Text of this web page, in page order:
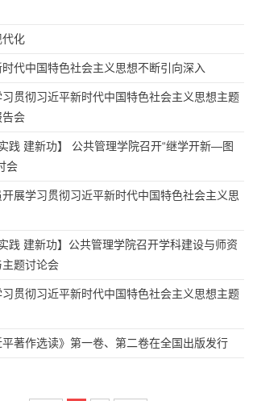
代化
代中国特色社会主义思想不断引向深入
贯彻习近平新时代中国特色社会主义思想主题
告会
践 建新功】 公共管理学院召开“继学开新—图
会
展学习贯彻习近平新时代中国特色社会主义思
践 建新功】公共管理学院召开学科建设与师资
题讨论会
贯彻习近平新时代中国特色社会主义思想主题
平著作选读》第一卷、第二卷在全国出版发行